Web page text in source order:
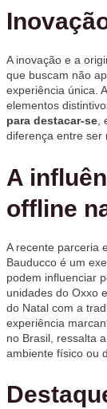
A inovação e a
que buscam não
experiência única.
elementos
para destacar-se,
diferença entre ser
A
offline
A recente parceria
Bauducco é um
podem influenciar
unidades do Oxxo
do Natal com a
experiência
no Brasil, ressalta
ambiente físico ou